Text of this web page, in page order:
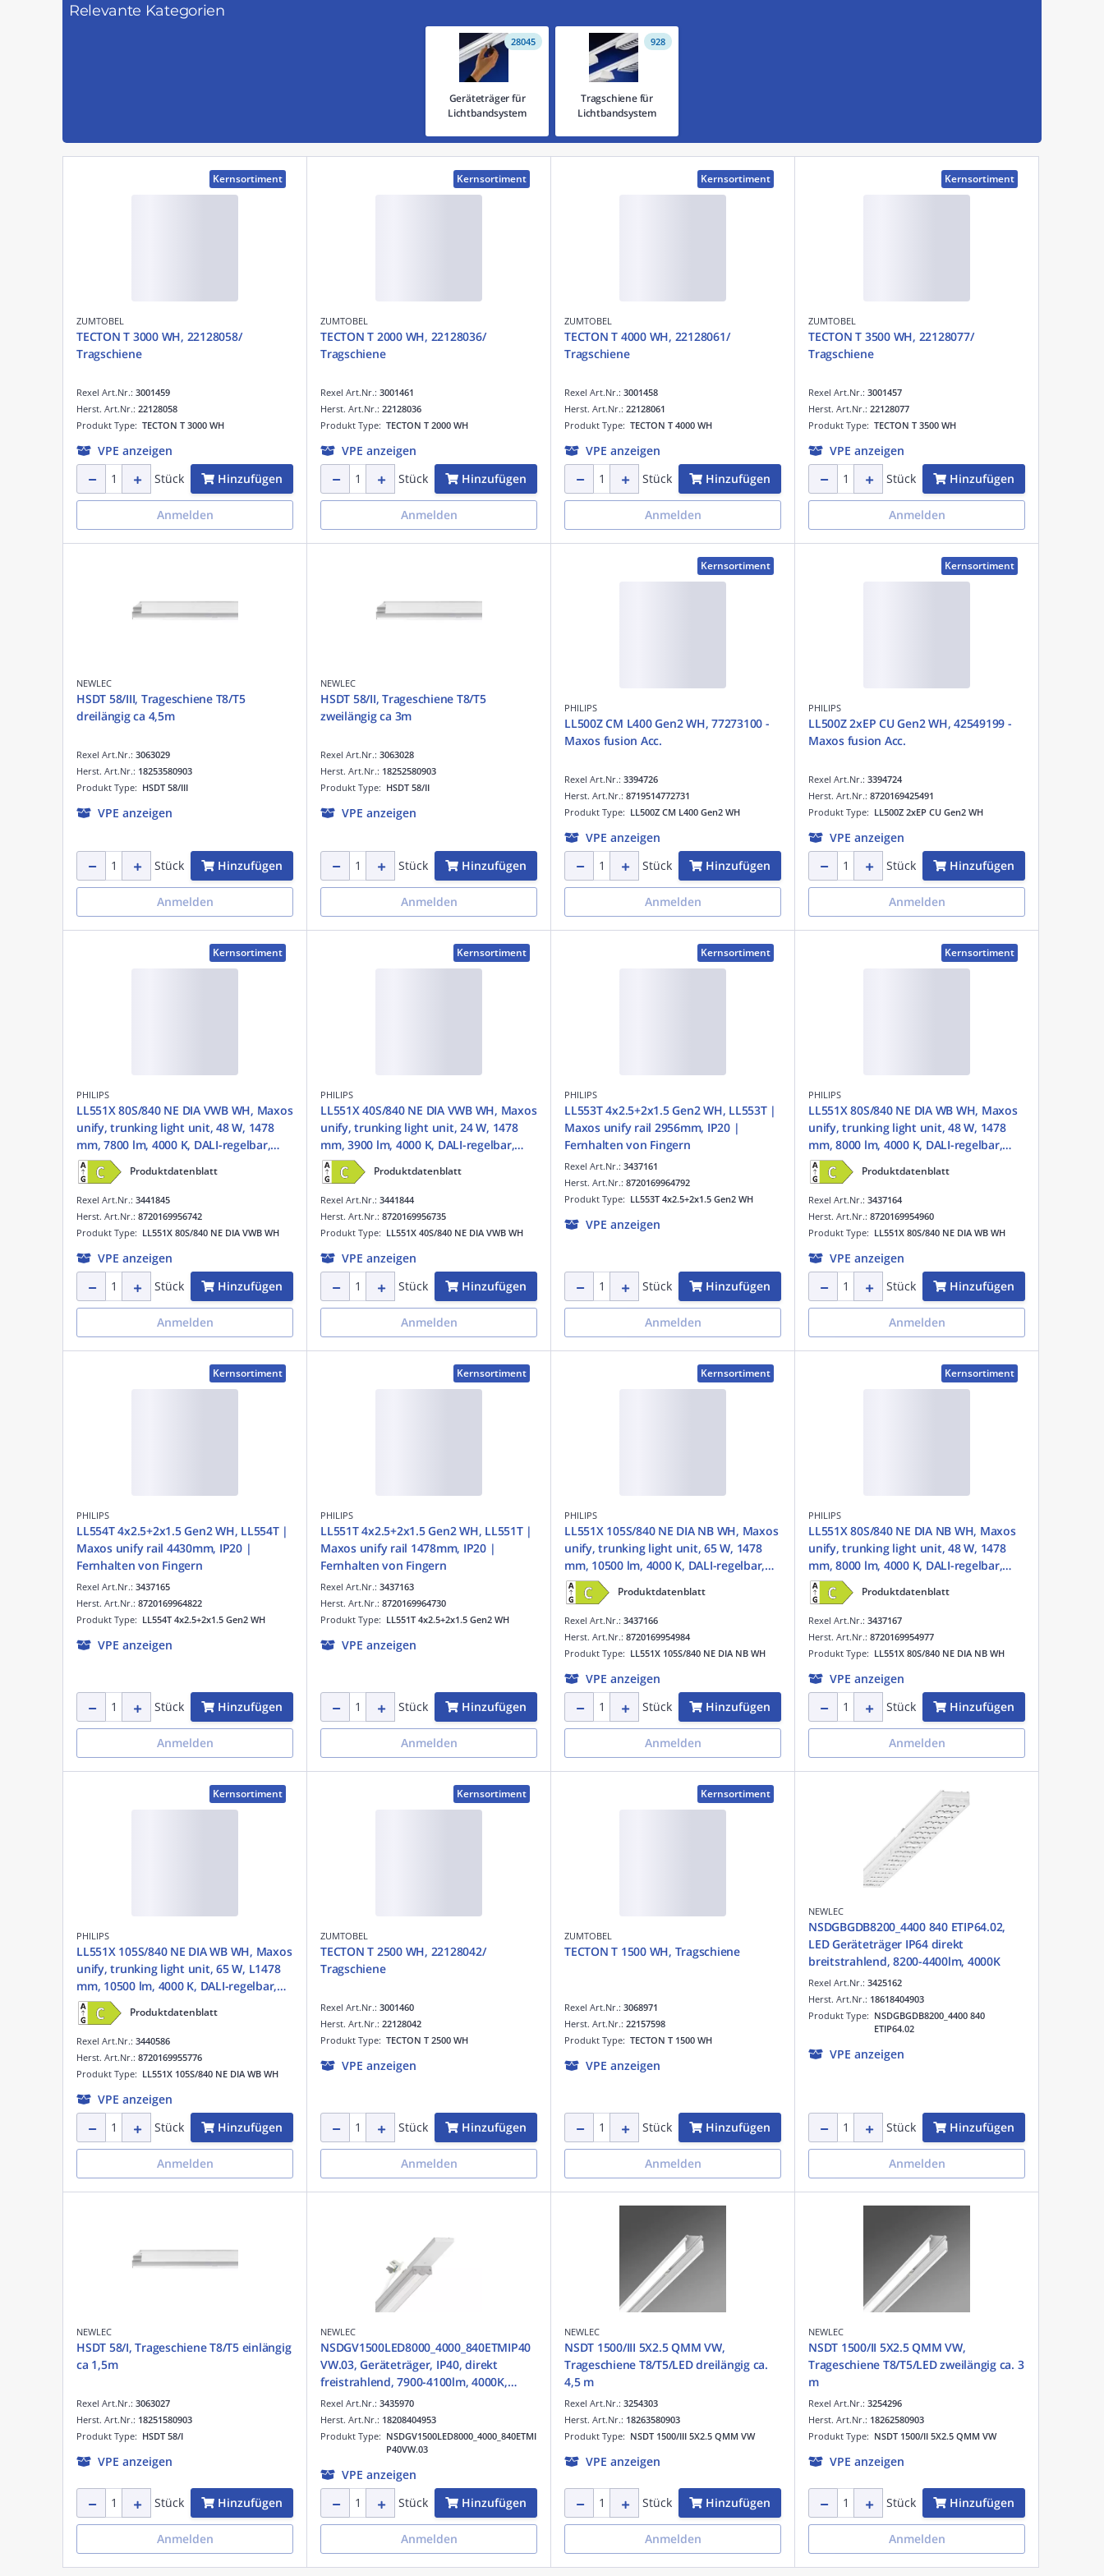
Relevante Kategorien
28045
Geräteträger für
Lichtbandsystem
928
Tragschiene für
Lichtbandsystem
Kernsortiment
ZUMTOBEL
TECTON T 3000 WH, 22128058/
Tragschiene
Rexel Art.Nr.: 3001459
Produkt Type: TECTON T 3000 WH
Herst. Art.Nr.: 22128058
VPE anzeigen
Stück
Hinzufügen
Anmelden
Kernsortiment
ZUMTOBEL
TECTON T 2000 WH, 22128036/
Tragschiene
Rexel Art.Nr.: 3001461
Produkt Type: TECTON T 2000 WH
Herst. Art.Nr.: 22128036
VPE anzeigen
Stück
Hinzufügen
Anmelden
Kernsortiment
ZUMTOBEL
TECTON T 4000 WH, 22128061/
Tragschiene
Rexel Art.Nr.: 3001458
Produkt Type: TECTON T 4000 WH
Herst. Art.Nr.: 22128061
VPE anzeigen
Stück
Hinzufügen
Anmelden
Kernsortiment
ZUMTOBEL
TECTON T 3500 WH, 22128077/
Tragschiene
Rexel Art.Nr.: 3001457
Produkt Type: TECTON T 3500 WH
Herst. Art.Nr.: 22128077
VPE anzeigen
Stück
Hinzufügen
Anmelden
NEWLEC
HSDT 58/III, Trageschiene T8/T5
dreilängig ca 4,5m
Rexel Art.Nr.: 3063029
Produkt Type: HSDT 58/III
Herst. Art.Nr.: 18253580903
VPE anzeigen
Stück Hinzufügen
Anmelden
NEWLEC
HSDT 58/II, Trageschiene T8/T5
zweilängig ca 3m
Rexel Art.Nr.: 3063028
Produkt Type: HSDT 58/II
Herst. Art.Nr.: 18252580903
VPE anzeigen
Stück Hinzufügen
Anmelden
Kernsortiment
PHILIPS
LL500Z CM L400 Gen2 WH, 77273100 -
Maxos fusion Acc.
Rexel Art.Nr.: 3394726
Produkt Type: LL500Z CM L400 Gen2 WH
Herst. Art.Nr.: 8719514772731
VPE anzeigen
Stück
Hinzufügen
Anmelden
Kernsortiment
PHILIPS
LL500Z 2xEP CU Gen2 WH, 42549199 -
Maxos fusion Acc.
Rexel Art.Nr.: 3394724
Produkt Type: LL500Z 2xEP CU Gen2 WH
Herst. Art.Nr.: 8720169425491
VPE anzeigen
Stück
Hinzufügen
Anmelden
Kernsortiment
PHILIPS
LL551X 80S/840 NE DIA VWB WH, Maxos
unify, trunking light unit, 48 W, 1478
mm, 7800 lm, 4000 K, DALI-regelbar,
Interact Ready, Sehr breitstrahlend,
Texturiert, Weiß, IP20
Produktdatenblatt
Rexel Art.Nr.: 3441845
Produkt Type: LL551X 80S/840 NE DIA VWB WH
Herst. Art.Nr.: 8720169956742
VPE anzeigen
Stück
Hinzufügen
Anmelden
Kernsortiment
PHILIPS
LL551X 40S/840 NE DIA VWB WH, Maxos
unify, trunking light unit, 24 W, 1478
mm, 3900 lm, 4000 K, DALI-regelbar,
Interact Ready, Sehr breitstrahlend,
Texturiert, Weiß, IP20
Produktdatenblatt
Rexel Art.Nr.: 3441844
Produkt Type: LL551X 40S/840 NE DIA VWB WH
Herst. Art.Nr.: 8720169956735
VPE anzeigen
Stück
Hinzufügen
Anmelden
Kernsortiment
PHILIPS
LL553T 4x2.5+2x1.5 Gen2 WH, LL553T |
Maxos unify rail 2956mm, IP20 |
Fernhalten von Fingern
Rexel Art.Nr.: 3437161
Produkt Type: LL553T 4x2.5+2x1.5 Gen2 WH
Herst. Art.Nr.: 8720169964792
VPE anzeigen
Stück Hinzufügen
Anmelden
Kernsortiment
PHILIPS
LL551X 80S/840 NE DIA WB WH, Maxos
unify, trunking light unit, 48 W, 1478
mm, 8000 lm, 4000 K, DALI-regelbar,
Interact Ready, Breitstrahlend (WB),
Texturiert, Weiß, IP20
Produktdatenblatt
Rexel Art.Nr.: 3437164
Produkt Type: LL551X 80S/840 NE DIA WB WH
Herst. Art.Nr.: 8720169954960
VPE anzeigen
Stück
Hinzufügen
Anmelden
Kernsortiment
PHILIPS
LL554T 4x2.5+2x1.5 Gen2 WH, LL554T |
Maxos unify rail 4430mm, IP20 |
Fernhalten von Fingern
Rexel Art.Nr.: 3437165
Produkt Type: LL554T 4x2.5+2x1.5 Gen2 WH
Herst. Art.Nr.: 8720169964822
VPE anzeigen
Stück Hinzufügen
Anmelden
Kernsortiment
PHILIPS
LL551T 4x2.5+2x1.5 Gen2 WH, LL551T |
Maxos unify rail 1478mm, IP20 |
Fernhalten von Fingern
Rexel Art.Nr.: 3437163
Produkt Type: LL551T 4x2.5+2x1.5 Gen2 WH
Herst. Art.Nr.: 8720169964730
VPE anzeigen
Stück Hinzufügen
Anmelden
Kernsortiment
PHILIPS
LL551X 105S/840 NE DIA NB WH, Maxos
unify, trunking light unit, 65 W, 1478
mm, 10500 lm, 4000 K, DALI-regelbar,
Interact Ready, Tiefstrahlend (NB),
Texturiert, Weiß, IP20
Produktdatenblatt
Rexel Art.Nr.: 3437166
Produkt Type: LL551X 105S/840 NE DIA NB WH
Herst. Art.Nr.: 8720169954984
VPE anzeigen
Stück
Hinzufügen
Anmelden
Kernsortiment
PHILIPS
LL551X 80S/840 NE DIA NB WH, Maxos
unify, trunking light unit, 48 W, 1478
mm, 8000 lm, 4000 K, DALI-regelbar,
Interact Ready, Tiefstrahlend (NB),
Texturiert, Weiß, IP20
Produktdatenblatt
Rexel Art.Nr.: 3437167
Produkt Type: LL551X 80S/840 NE DIA NB WH
Herst. Art.Nr.: 8720169954977
VPE anzeigen
Stück
Hinzufügen
Anmelden
Kernsortiment
PHILIPS
LL551X 105S/840 NE DIA WB WH, Maxos
unify, trunking light unit, 65 W, L1478
mm, 10500 lm, 4000 K, DALI-regelbar,
Interact Ready, Breitstrahlend (WB),
Texturiert, Weiß, IP20
Produktdatenblatt
Rexel Art.Nr.: 3440586
Produkt Type: LL551X 105S/840 NE DIA WB WH
Herst. Art.Nr.: 8720169955776
VPE anzeigen
Stück
Hinzufügen
Anmelden
Kernsortiment
ZUMTOBEL
TECTON T 2500 WH, 22128042/
Tragschiene
Rexel Art.Nr.: 3001460
Produkt Type: TECTON T 2500 WH
Herst. Art.Nr.: 22128042
VPE anzeigen
Stück Hinzufügen
Anmelden
Kernsortiment
ZUMTOBEL
TECTON T 1500 WH, Tragschiene
Rexel Art.Nr.: 3068971
Produkt Type: TECTON T 1500 WH
Herst. Art.Nr.: 22157598
VPE anzeigen
Stück Hinzufügen
Anmelden
NEWLEC
NSDGBGDB8200_4400 840 ETIP64.02,
LED Geräteträger IP64 direkt
breitstrahlend, 8200-4400lm, 4000K
Rexel Art.Nr.: 3425162
Produkt Type: NSDGBGDB8200_4400 840
ETIP64.02
Herst. Art.Nr.: 18618404903
VPE anzeigen
Stück Hinzufügen
Anmelden
NEWLEC
HSDT 58/I, Trageschiene T8/T5 einlängig
ca 1,5m
Rexel Art.Nr.: 3063027
Produkt Type: HSDT 58/I
Herst. Art.Nr.: 18251580903
VPE anzeigen
Stück Hinzufügen
Anmelden
NEWLEC
NSDGV1500LED8000_4000_840ETMIP40
VW.03, Geräteträger, IP40, direkt
freistrahlend, 7900-4100lm, 4000K,
Farbe: verkehrsweiß
Rexel Art.Nr.: 3435970
Produkt Type: NSDGV1500LED8000_4000_840ETMI
P40VW.03
Herst. Art.Nr.: 18208404953
VPE anzeigen
Stück
Hinzufügen
Anmelden
NEWLEC
NSDT 1500/III 5X2.5 QMM VW,
Trageschiene T8/T5/LED dreilängig ca.
4,5 m
Rexel Art.Nr.: 3254303
Produkt Type: NSDT 1500/III 5X2.5 QMM VW
Herst. Art.Nr.: 18263580903
VPE anzeigen
Stück Hinzufügen
Anmelden
NEWLEC
NSDT 1500/II 5X2.5 QMM VW,
Trageschiene T8/T5/LED zweilängig ca. 3
m
Rexel Art.Nr.: 3254296
Produkt Type: NSDT 1500/II 5X2.5 QMM VW
Herst. Art.Nr.: 18262580903
VPE anzeigen
Stück Hinzufügen
Anmelden